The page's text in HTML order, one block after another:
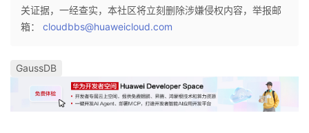
关证据，一经查实，本社区将立刻删除涉嫌侵权内容，举报邮
箱： cloudbbs@huaweicloud.com
GaussDB